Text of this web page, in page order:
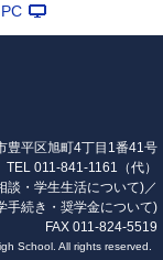
PC
豊平区旭町4丁目1番41号
TEL 011-841-1161 （代）
談・学生生活について)／
手続き・奨学金について)
FAX 011-824-5519
School. All rights reserved.